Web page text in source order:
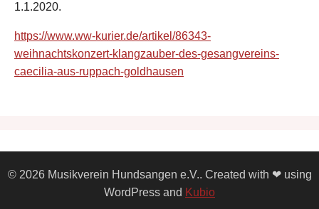
1.1.2020.
https://www.ww-kurier.de/artikel/86343-
weihnachtskonzert-klangzauber-des-gesangvereins-
caecilia-aus-ruppach-goldhausen
© 2026 Musikverein Hundsangen e.V.. Created with ❤ using
WordPress and Kubio